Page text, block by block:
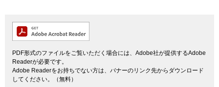
PDF形式のファイルをご覧いただく場合には、Adobe社が提供するAdobe
Readerが必要です。
Adobe Readerをお持ちでない方は、バナーのリンク先からダウンロード
してください。（無料）